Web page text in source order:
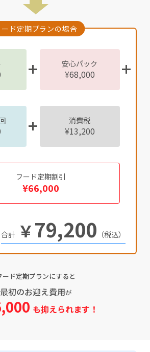
ード定期プランの場合
安心パック
¥68,000
消費税
¥13,200
フード定期割引
¥66,000
￥79,200 （税込）
ード定期プランにすると
最初のお迎え費用が
も抑えられます！